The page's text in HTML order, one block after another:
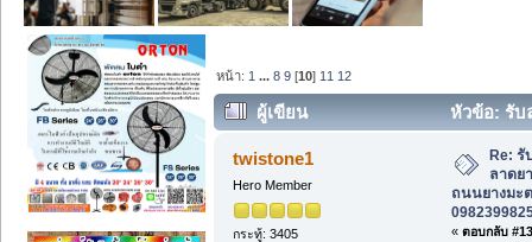
หน้า: 1 ...8 9 [10] 11 12
ผู้เขียน
หัวข้อ: รับ
ถนนยางมะตอย ทั่วไทย 0982399825 ช่
twistone1
Hero Member
กระทู้: 3405
Re: รั
ลาดย
ถนนยางมะ
« ตอบกลับ